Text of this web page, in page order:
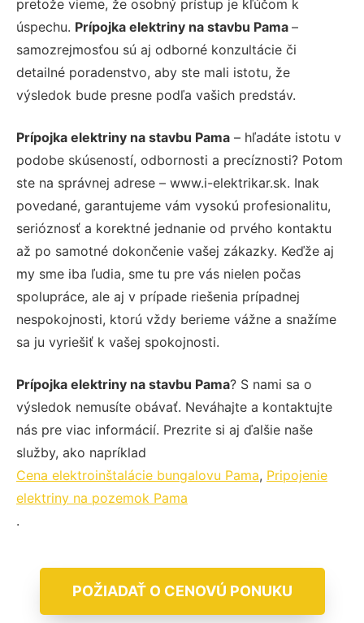
pretože vieme, že osobný prístup je kľúčom k
úspechu. Prípojka elektriny na stavbu Pama –
samozrejmosťou sú aj odborné konzultácie či
detailné poradenstvo, aby ste mali istotu, že
výsledok bude presne podľa vašich predstáv.
Prípojka elektriny na stavbu Pama – hľadáte istotu v
podobe skúseností, odbornosti a precíznosti? Potom
ste na správnej adrese – www.i-elektrikar.sk. Inak
povedané, garantujeme vám vysokú profesionalitu,
serióznosť a korektné jednanie od prvého kontaktu
až po samotné dokončenie vašej zákazky. Keďže aj
my sme iba ľudia, sme tu pre vás nielen počas
spolupráce, ale aj v prípade riešenia prípadnej
nespokojnosti, ktorú vždy berieme vážne a snažíme
sa ju vyriešiť k vašej spokojnosti.
Prípojka elektriny na stavbu Pama? S nami sa o
výsledok nemusíte obávať. Neváhajte a kontaktujte
nás pre viac informácií. Prezrite si aj ďalšie naše
služby, ako napríklad
Cena elektroinštalácie bungalovu Pama, Pripojenie
elektriny na pozemok Pama
.
POŽIADAŤ O CENOVÚ PONUKU